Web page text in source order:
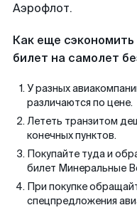
Аэрофлот.
Как еще сэкономить
билет на самолет
У разных
различаются по цене.
Лететь транзитом
конечных пунктов.
Покупайте туда и
билет Минеральные
При покупке
спецпредложения